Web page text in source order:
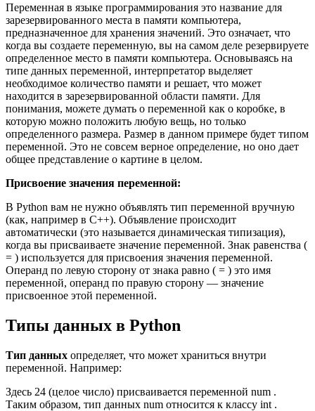
Переменная в языке программирования это название для
зарезервированного места в памяти компьютера,
предназначенное для хранения значений. Это означает, что
когда вы создаете переменную, вы на самом деле резервируете
определенное место в памяти компьютера. Основываясь на
типе данных переменной, интерпретатор выделяет
необходимое количество памяти и решает, что может
находится в зарезервированной области памяти. Для
понимания, можете думать о переменной как о коробке, в
которую можно положить любую вещь, но только
определенного размера. Размер в данном примере будет типом
переменной. Это не совсем верное определение, но оно дает
общее представление о картине в целом.
Присвоение значения переменной:
В Python вам не нужно объявлять тип переменной вручную
(как, например в С++). Объявление происходит
автоматически (это называется динамическая типизация),
когда вы присваиваете значение переменной. Знак равенства (
= ) используется для присвоения значения переменной.
Операнд по левую сторону от знака равно ( = ) это имя
переменной, операнд по правую сторону — значение
присвоенное этой переменной.
Типы данных в Python
Тип данных определяет, что может храниться внутри
переменной. Например:
Здесь 24 (целое число) присваивается переменной num .
Таким образом, тип данных num относится к классу int .